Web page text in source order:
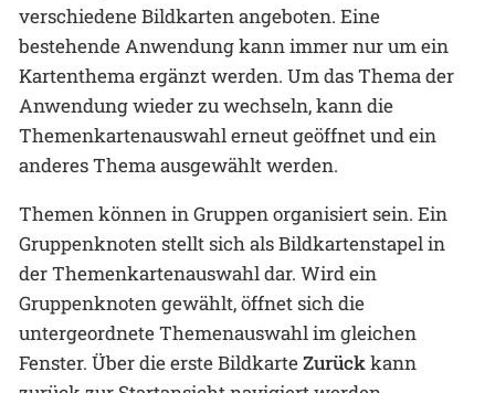
verschiedene Bildkarten angeboten. Eine
bestehende Anwendung kann immer nur um ein
Kartenthema ergänzt werden. Um das Thema der
Anwendung wieder zu wechseln, kann die
Themenkartenauswahl erneut geöffnet und ein
anderes Thema ausgewählt werden.
Themen können in Gruppen organisiert sein. Ein
Gruppenknoten stellt sich als Bildkartenstapel in
der Themenkartenauswahl dar. Wird ein
Gruppenknoten gewählt, öffnet sich die
untergeordnete Themenauswahl im gleichen
Fenster. Über die erste BildkarteZurückkann